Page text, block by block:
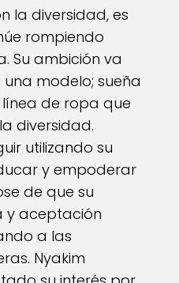
la diversidad, es
rompiendo
Su ambición va
modelo; sueña
de ropa que
diversidad.
utilizando su
y empoderar
de que su
y aceptación
a las
Nyakim